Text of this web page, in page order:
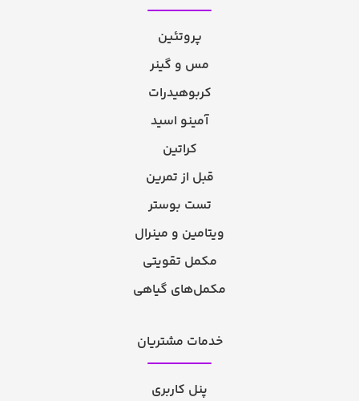
پروتئین
مس و گینر
کربوهیدرات
آمینو اسید
کراتین
قبل از تمرین
تست بوستر
ویتامین و مینرال
مکمل تقویتی
مکمل‌های گیاهی
خدمات مشتریان
پنل کاربری